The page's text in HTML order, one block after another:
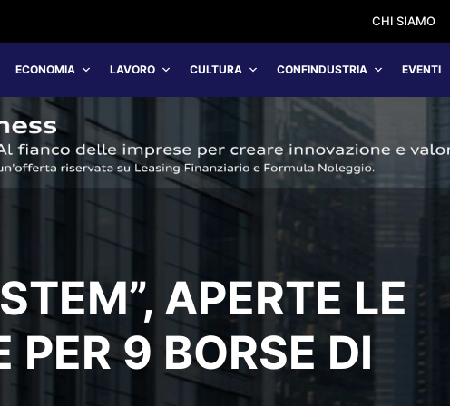
CHI SIAMO
ECONOMIA LAVORO CULTURA CONFINDUSTRIA EVENTI
APERTE LE
PER 9 BORSE DI